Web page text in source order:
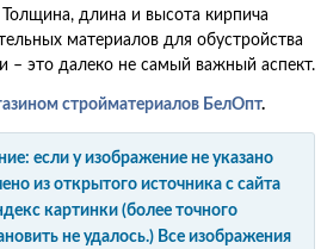
длина и высота кирпича
материалов для обустройства
– это далеко не самый важный аспект.
стройматериалов БелОпт.
если у изображение не указано
из открытого источника с сайта
картинки (более точного
не удалось.) Все изображения